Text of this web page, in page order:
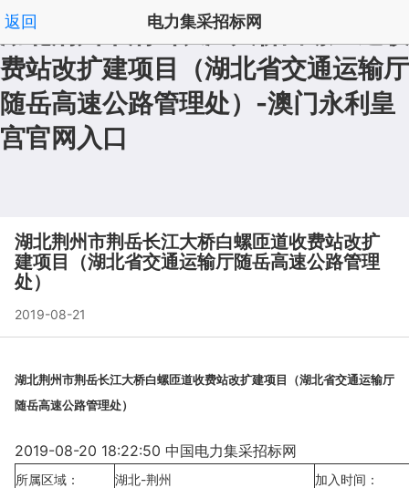
湖北荆州市荆岳长江大桥白螺匝道收
费站改扩建项目（湖北省交通运输厅
随岳高速公路管理处）-澳门永利皇
宫官网入口
返回 电力集采招标网
|拟在建澳门永利皇宫澳门永利皇宫官网入口官网入口首
页|频道列表', '取消');">
湖北荆州市荆岳长江大桥白螺匝道收费站改扩
建项目（湖北省交通运输厅随岳高速公路管理
处）
2019-08-21
湖北荆州市荆岳长江大桥白螺匝道收费站改扩建项目（湖北省交通运输厅
随岳高速公路管理处）
2019-08-20 18:22:50 中国电力集采招标网
所属区域： 湖北-荆州 加入时间：